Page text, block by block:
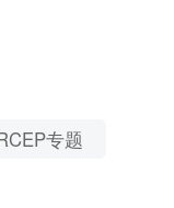
专题